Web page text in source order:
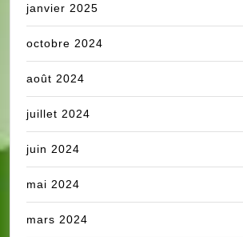
janvier 2025
octobre 2024
août 2024
juillet 2024
juin 2024
mai 2024
mars 2024